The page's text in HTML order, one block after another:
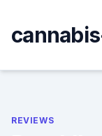
content
REVIEWS